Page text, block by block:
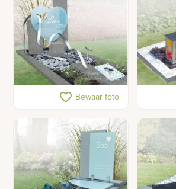
Kindermonument met
glazen hart en foto
favorite_border Bewaar foto